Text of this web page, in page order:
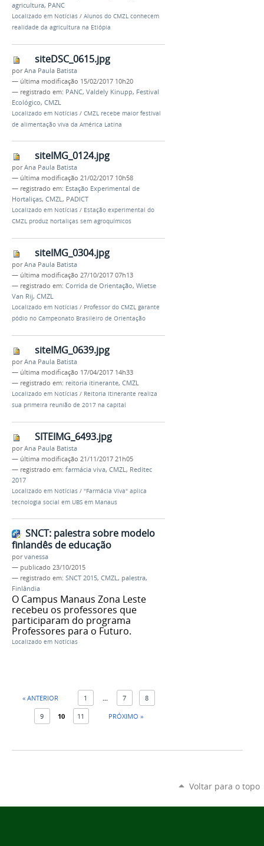
agricultura, PANC
Localizado em Notícias / Alunos do CMZL conhecem
realidade da agricultura na Etiópia
siteDSC_0615.jpg
porAna Paula Batista
— última modificação 15/02/2017 10h20
— registrado em: PANC, Valdely Kinupp, Festival
Ecológico, CMZL
Localizado em Notícias / CMZL recebe maior festival
de alimentação viva da América Latina
siteIMG_0124.jpg
porAna Paula Batista
— última modificação 21/02/2017 10h58
— registrado em: Estação Experimental de
Hortaliças, CMZL, PADICT
Localizado em Notícias / Estação experimental do
CMZL produz hortaliças sem agroquímicos
siteIMG_0304.jpg
porAna Paula Batista
— última modificação 27/10/2017 07h13
— registrado em: Corrida de Orientação, Wietse
Van Rij, CMZL
Localizado em Notícias / Professor do CMZL garante
pódio no Campeonato Brasileiro de Orientação
siteIMG_0639.jpg
porAna Paula Batista
— última modificação 17/04/2017 14h33
— registrado em: reitoria itinerante, CMZL
Localizado em Notícias / Reitoria Itinerante realiza
sua primeira reunião de 2017 na capital
SITEIMG_6493.jpg
porAna Paula Batista
— última modificação 21/11/2017 21h05
— registrado em: farmácia viva, CMZL , Reditec
2017
Localizado em Notícias / "Farmácia Viva" aplica
tecnologia social em UBS em Manaus
SNCT: palestra sobre modelo
finlandês de educação
porvanessa
— publicado 23/10/2015
— registrado em: SNCT 2015, CMZL, palestra,
Finlândia
O Campus Manaus Zona Leste
recebeu os professores que
participaram do programa
Professores para o Futuro.
Localizado em Notícias
« ANTERIOR 1 ... 7 8
9 10 11 PRÓXIMO »
Voltar para o topo